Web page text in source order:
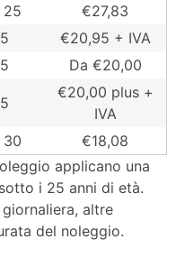
25
€27,83
€20,95 + IVA
Da €20,00
€20,00 plus +
IVA
30
€18,08
applicano una
i 25 anni di età.
altre
del noleggio.